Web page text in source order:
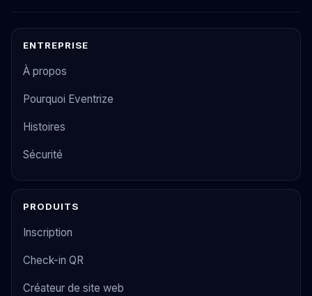
ENTREPRISE
À propos
Pourquoi Eventrize
Histoires
Sécurité
PRODUITS
Inscription
Check-in QR
Créateur de site web